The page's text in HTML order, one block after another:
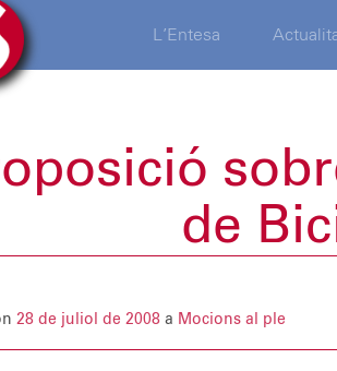
L’Entesa
de
28 de juliol de 2008 a Mocions al ple